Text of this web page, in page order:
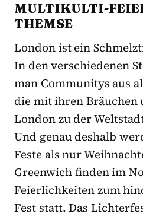
MULTIKULTI-
THEMSE
London ist ein
In den verschiedenen
man Communitys aus
die mit ihren Bräuchen
London zu der
Und genau deshalb
Feste als nur
Greenwich finden im
Feierlichkeiten zum
Fest statt. Das